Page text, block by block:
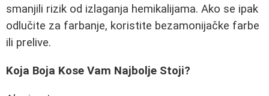
smanjili rizik od izlaganja hemikalijama. Ako se ipak
odlučite za farbanje, koristite bezamonijačke farbe
ili prelive.
Koja Boja Kose Vam Najbolje Stoji?